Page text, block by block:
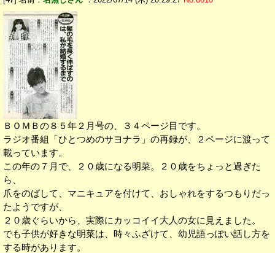
ＢＯＭＢの８５年２月号の、３４ページ目です。
ラジオ番組「ひとつめのサヨナラ」の再録が、２ページに渡って
載っています。
この年の７月で、２０歳になる明菜。２０歳をちょっと過ぎた
ら、
爪をのばして、マニキュアを付けて、おしゃれをするつもりだっ
たようですが、
２０歳ぐらいから、実際にカッコイイ大人の女に見えました。
でも子供が好きな明菜は、時々ふざけて、幼児語っぽい話し方を
する時があります。